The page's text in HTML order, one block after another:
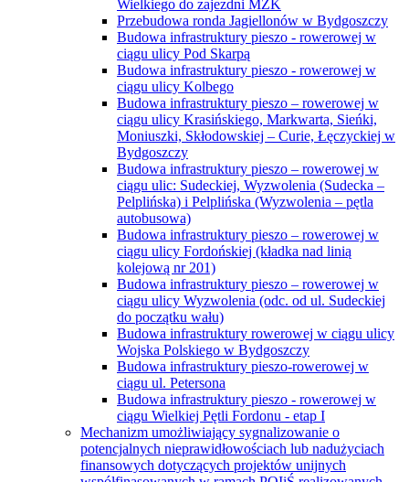
Wielkiego do zajezdni MZK
Przebudowa ronda Jagiellonów w Bydgoszczy
Budowa infrastruktury pieszo - rowerowej w
ciągu ulicy Pod Skarpą
Budowa infrastruktury pieszo - rowerowej w
ciągu ulicy Kolbego
Budowa infrastruktury pieszo – rowerowej w
ciągu ulicy Krasińskiego, Markwarta, Sieńki,
Moniuszki, Skłodowskiej – Curie, Łęczyckiej w
Bydgoszczy
Budowa infrastruktury pieszo – rowerowej w
ciągu ulic: Sudeckiej, Wyzwolenia (Sudecka –
Pelplińska) i Pelplińska (Wyzwolenia – pętla
autobusowa)
Budowa infrastruktury pieszo – rowerowej w
ciągu ulicy Fordońskiej (kładka nad linią
kolejową nr 201)
Budowa infrastruktury pieszo – rowerowej w
ciągu ulicy Wyzwolenia (odc. od ul. Sudeckiej
do początku wału)
Budowa infrastruktury rowerowej w ciągu ulicy
Wojska Polskiego w Bydgoszczy
Budowa infrastruktury pieszo-rowerowej w
ciągu ul. Petersona
Budowa infrastruktury pieszo - rowerowej w
ciągu Wielkiej Pętli Fordonu - etap I
Mechanizm umożliwiający sygnalizowanie o
potencjalnych nieprawidłowościach lub nadużyciach
finansowych dotyczących projektów unijnych